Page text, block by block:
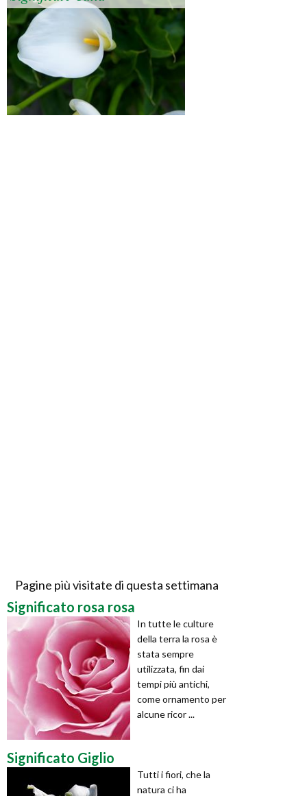
Pagine più visitate di questa settimana
Significato rosa rosa
In tutte le culture
della terra la rosa è
stata sempre
utilizzata, fin dai
tempi più antichi,
come ornamento per
alcune ricor ...
Significato Giglio
Tutti i fiori, che la
natura ci ha